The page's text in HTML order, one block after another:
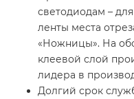
светодиодам –
ленты места
«Ножницы». На
клеевой слой
лидера в
Долгий срок